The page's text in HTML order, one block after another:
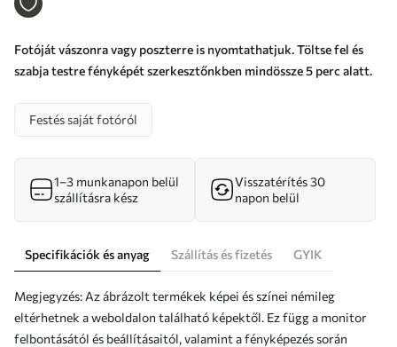
Fotóját vászonra vagy poszterre is nyomtathatjuk. Töltse fel és
szabja testre fényképét szerkesztőnkben mindössze 5 perc alatt.
Festés saját fotóról
1–3 munkanapon belül
szállításra kész
Visszatérítés 30
napon belül
Specifikációk és anyag Szállítás és fizetés GYIK
Megjegyzés: Az ábrázolt termékek képei és színei némileg
eltérhetnek a weboldalon található képektől. Ez függ a monitor
felbontásától és beállításaitól, valamint a fényképezés során